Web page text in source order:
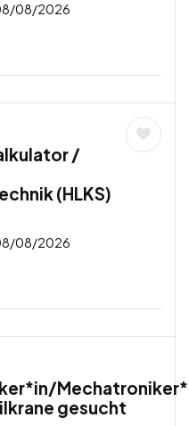
08/2026
/
(HLKS)
08/2026
gesucht